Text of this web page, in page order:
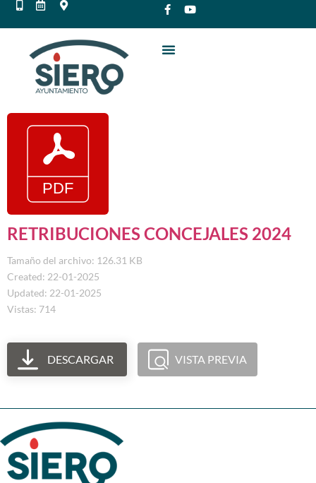
RETRIBUCIONES CONCEJALES 2024
Tamaño del archivo: 126.31 KB
Created: 22-01-2025
Updated: 22-01-2025
Vistas: 714
DESCARGAR VISTA PREVIA